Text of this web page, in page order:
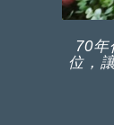
70
位，